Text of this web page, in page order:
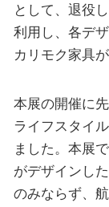
として、退役
利用し、各デ
カリモク家具
本展の開催に
ライフスタイ
ました。本展
がデザインし
のみならず、